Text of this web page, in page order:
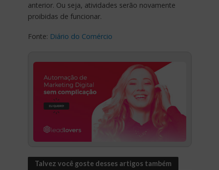
anterior. Ou seja, atividades serão novamente
proibidas de funcionar.
Fonte: Diário do Comércio
Talvez você goste desses artigos também